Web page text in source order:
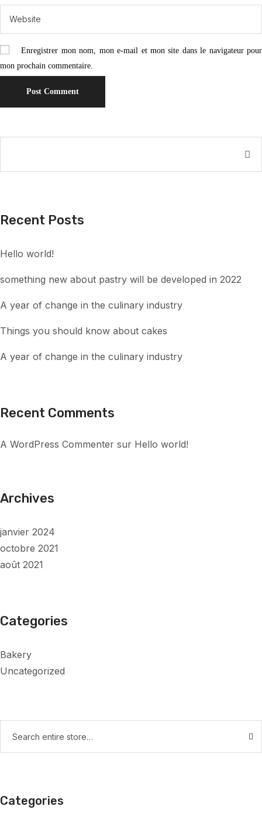
Enregistrer mon nom, mon e-mail et mon site dans le navigateur pour
mon prochain commentaire.
Recent Posts
Hello world!
something new about pastry will be developed in 2022
A year of change in the culinary industry
Things you should know about cakes
A year of change in the culinary industry
Recent Comments
A WordPress Commenter sur Hello world!
Archives
janvier 2024
octobre 2021
août 2021
Categories
Bakery
Uncategorized
Categories